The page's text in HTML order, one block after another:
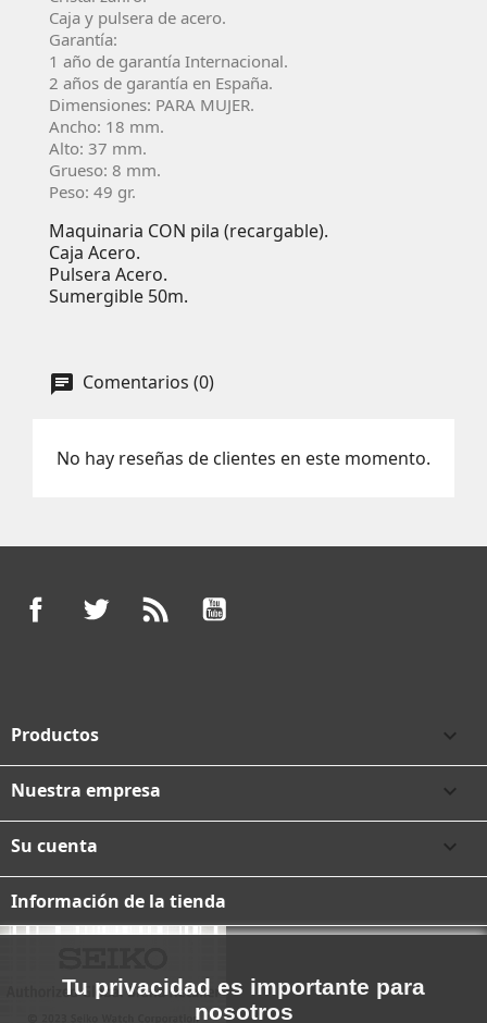
Caja y pulsera de acero.
Garantía:
1 año de garantí­a Internacional.
2 años de garantí­a en España.
Dimensiones: PARA MUJER.
Ancho: 18 mm.
Alto: 37 mm.
Grueso: 8 mm.
Peso: 49 gr.
Maquinaria CON pila (recargable).
Caja Acero.
Pulsera Acero.
Sumergible 50m.
Comentarios (0)
No hay reseñas de clientes en este momento.
FacebookTwitter
Productos 
Nuestra empresa 
Su cuenta 
Información de la tienda
Tu privacidad es importante para
nosotros